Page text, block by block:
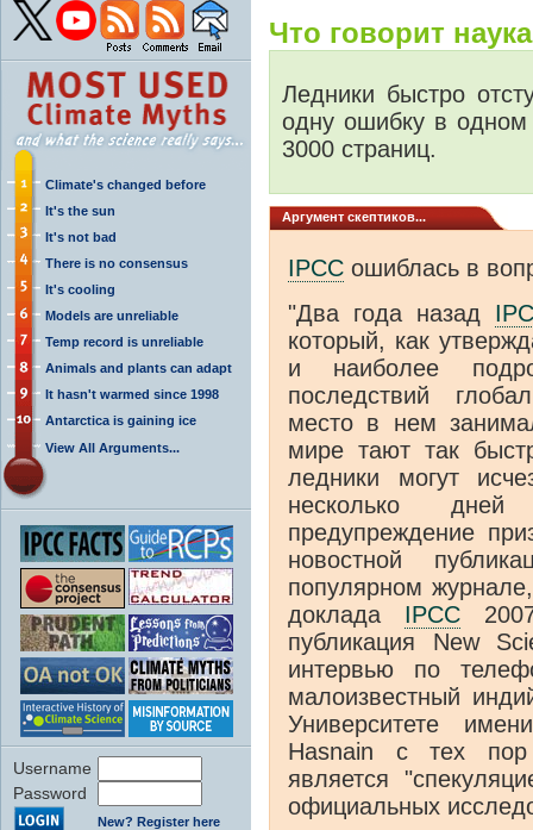
Climate's changed before
It's the sun
It's not bad
There is no consensus
It's cooling
Models are unreliable
Temp record is unreliable
Animals and plants can adapt
It hasn't warmed since 1998
Antarctica is gaining ice
View All Arguments...
Username
Password
New? Register here
Что говорит
Ледники быстро
одну ошибку в одном
3000 страниц.
Аргумент скептиков...
IPCC ошиблась в
"Два года назад
который, как
и наиболее
последствий
место в нем
мире тают так
ледники могут
несколько
предупреждение
новостной
популярном
доклада IPCC
публикация New
интервью по
малоизвестный
Университете
Hasnain с тех пор
является
официальных